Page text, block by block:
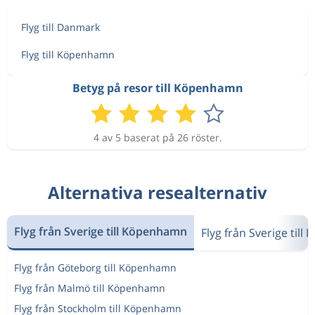
Aug 8 LondonKöpenhamn
LondonKöpenhamn
Köpenhamn London
LondonKöpenhamn 954 kr
2 190 kr
Flyg till Danmark
Flyg till Köpenhamn
Betyg på resor till Köpenhamn
4 av 5 baserat på 26 röster.
Alternativa resealternativ
Flyg från Sverige till Köpenhamn Flyg från Sverige till
Flyg från Göteborg till Köpenhamn
Flyg från Malmö till Köpenhamn
Flyg från Stockholm till Köpenhamn